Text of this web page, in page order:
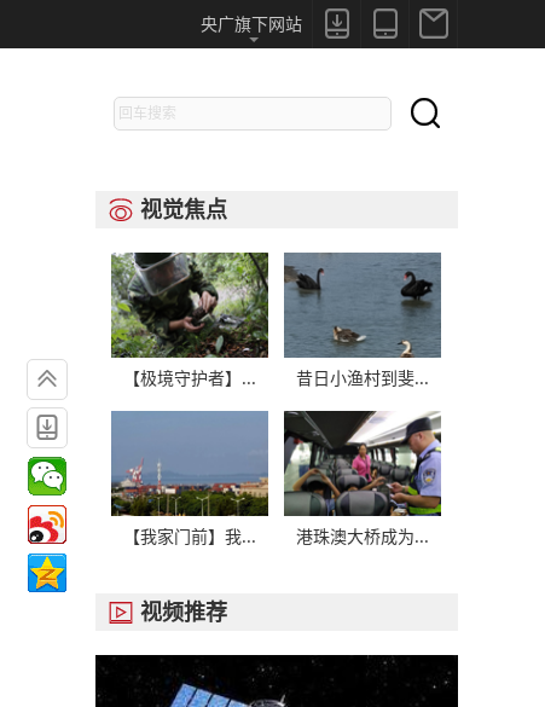



央广旗下网站



 视觉焦点
【极境守护者】... 昔日小渔村到斐...
【我家门前】我... 港珠澳大桥成为...
 视频推荐